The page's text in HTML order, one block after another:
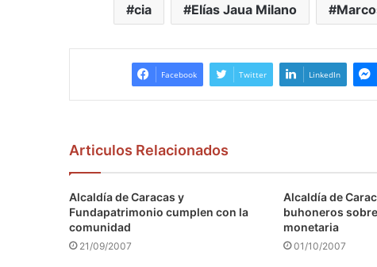
cia Elías Jaua Milano
Facebook Twitter LinkedIn
Articulos Relacionados
Alcaldía de Caracas y
Fundapatrimonio cumplen con la
comunidad
21/09/2007
Alcaldía de
buhoneros
monetaria
01/10/2007